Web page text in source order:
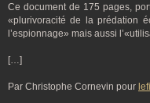
Ce document de 175 pages,
«plurivoracité de la prédation
l’espionnage» mais aussi
[…]
Par Christophe Cornevin pour